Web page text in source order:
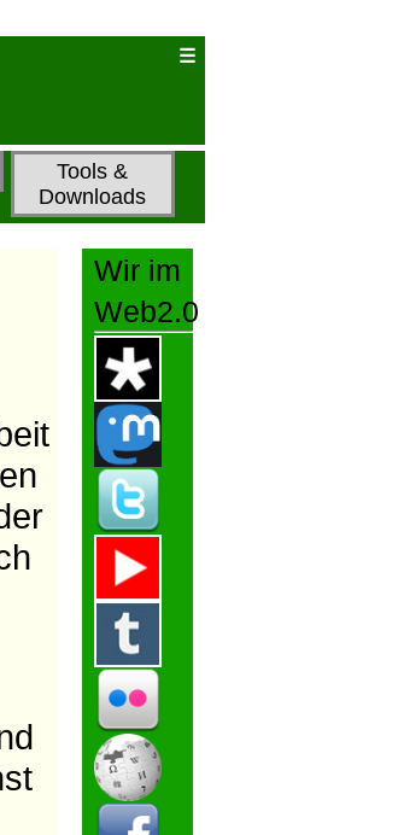
Tools &
Downloads
Wir im
Web2.0